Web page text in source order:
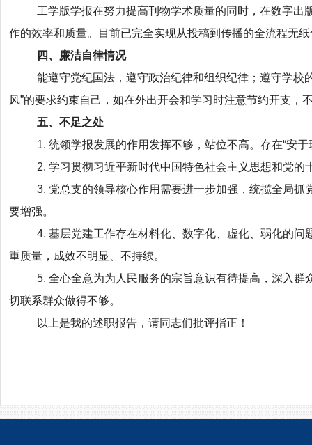
工学版学报在努力提高刊物学术质量的同时，在数字
作的效率和质量。目前已完全实现从投稿到传播的全流程无
四、廉洁自律情况
能遵守党纪国法，遵守政治纪律和组织纪律；遵守学校
风”的要求约束自己，如在外出开会和学习时注意节约开支，
五、不足之处
1. 统领学报发展的作用发挥不够，站位不高。存在“安于
2. 学习贯彻习近平新时代中国特色社会主义思想和党
3. 党总支的领导核心作用需要进一步加强，统揽全局
要增强。
4. 基层党建工作存在材料化、数字化、虚化、弱化的
重质量，成效不明显、不持续。
5. 全心全意为为人民服务的宗旨意识有待提高，深入
切联系群众做得不够。
以上是我的述职报告，请同志们批评指正！